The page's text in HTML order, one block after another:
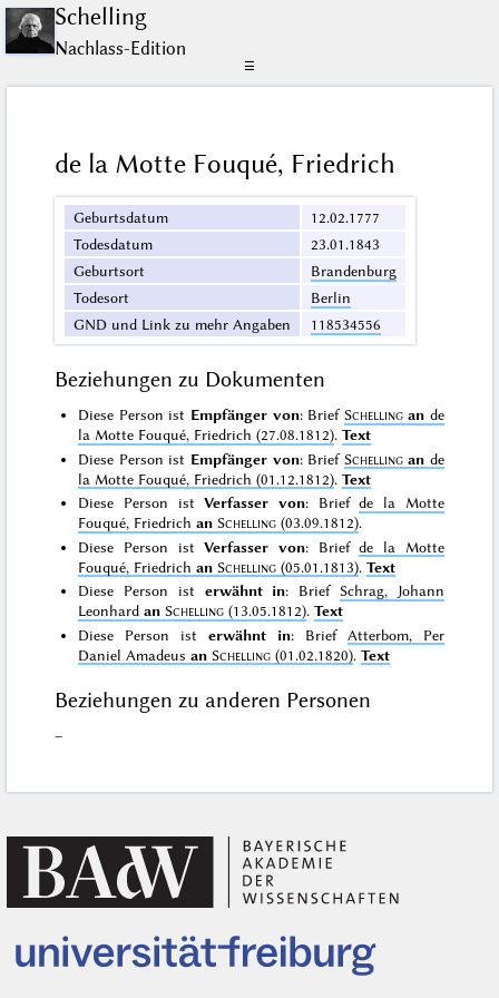
Schelling
Nachlass-Edition
☰
de la Motte Fouqué, Friedrich
Geburtsdatum
12.02.1777
Todesdatum
23.01.1843
Geburtsort
Brandenburg
Todesort
Berlin
GND und Link zu mehr Angaben
118534556
Beziehungen zu Dokumenten
Diese Person ist Empfänger von: Brief Schelling an de
la Motte Fouqué, Friedrich (27.08.1812).Text
Diese Person ist Empfänger von: Brief Schelling an de
la Motte Fouqué, Friedrich (01.12.1812).Text
Diese Person istVerfasser von: Briefde la Motte
Fouqué, Friedrichan Schelling (03.09.1812).
Diese Person istVerfasser von: Briefde la Motte
Fouqué, Friedrichan Schelling (05.01.1813).Text
Diese Person ist erwähnt in: Brief Schrag, Johann
Leonhardan Schelling (13.05.1812).Text
Diese Person isterwähnt in: Brief Atterbom, Per
Daniel Amadeusan Schelling (01.02.1820).Text
Beziehungen zu anderen Personen
–